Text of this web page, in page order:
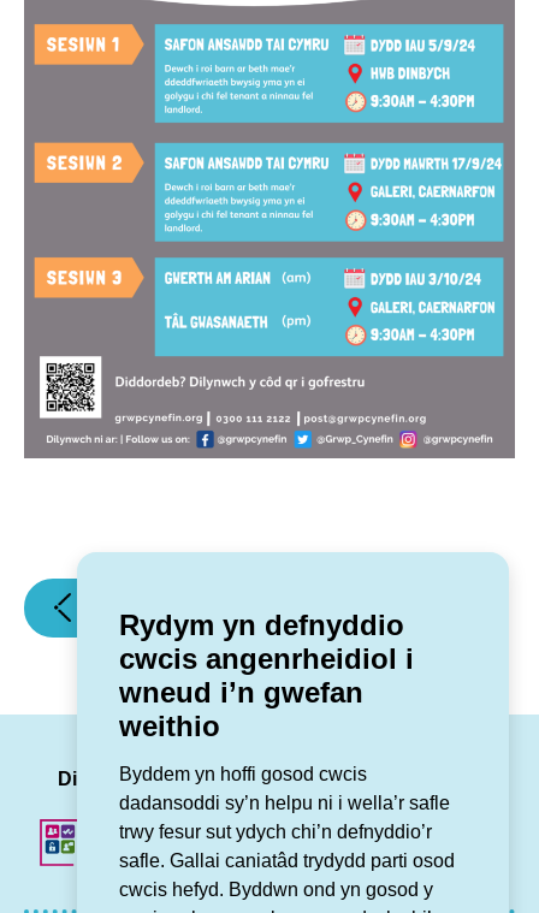
Rydym yn defnyddio
cwcis angenrheidiol i
wneud i’n gwefan
weithio
Byddem yn hoffi gosod cwcis
dadansoddi sy’n helpu ni i wella’r safle
trwy fesur sut ydych chi’n defnyddio’r
safle. Gallai caniatâd trydydd parti osod
cwcis hefyd. Byddwn ond yn gosod y
(Arolwg
Cartref)
Cynefin
yn
cynnal
Blynyddol
2024)
Dilynwch ni LinkedIn
Facebook
Twitter